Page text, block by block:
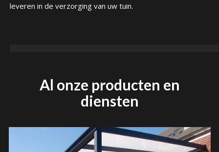
leveren in de verzorging van uw tuin.
Al onze producten en
diensten